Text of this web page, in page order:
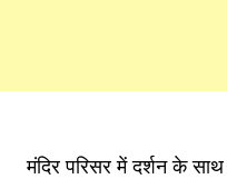
मंदिर परिसर में दर्शन के